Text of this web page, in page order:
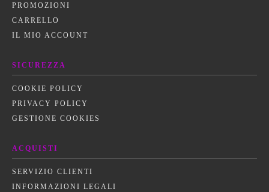
PROMOZIONI
CARRELLO
IL MIO ACCOUNT
SICUREZZA
COOKIE POLICY
PRIVACY POLICY
GESTIONE COOKIES
ACQUISTI
SERVIZIO CLIENTI
INFORMAZIONI LEGALI